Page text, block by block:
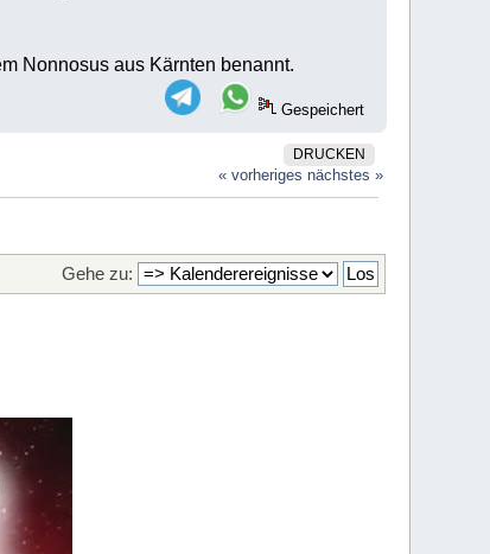
Nonnosus aus Kärnten benannt.
Gespeichert
DRUCKEN
« vorheriges nächstes »
Gehe zu: